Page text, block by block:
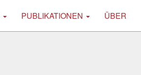
PUBLIKATIONEN ÜBER